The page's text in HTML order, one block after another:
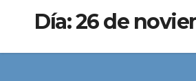
Día:26 de